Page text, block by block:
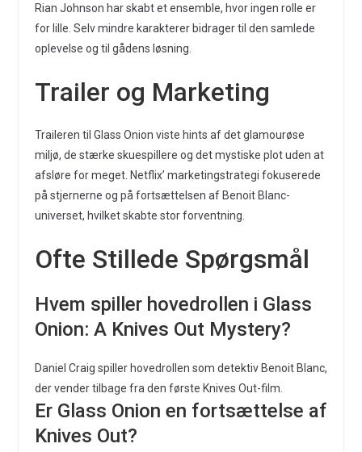
Rian Johnson har skabt et ensemble, hvor ingen rolle er
for lille. Selv mindre karakterer bidrager til den samlede
oplevelse og til gådens løsning.
Trailer og Marketing
Traileren til Glass Onion viste hints af det glamourøse
miljø, de stærke skuespillere og det mystiske plot uden at
afsløre for meget. Netflix’ marketingstrategi fokuserede
på stjernerne og på fortsættelsen af Benoit Blanc-
universet, hvilket skabte stor forventning.
Ofte Stillede Spørgsmål
Hvem spiller hovedrollen i Glass
Onion: A Knives Out Mystery?
Daniel Craig spiller hovedrollen som detektiv Benoit Blanc,
der vender tilbage fra den første Knives Out-film.
Er Glass Onion en fortsættelse af
Knives Out?